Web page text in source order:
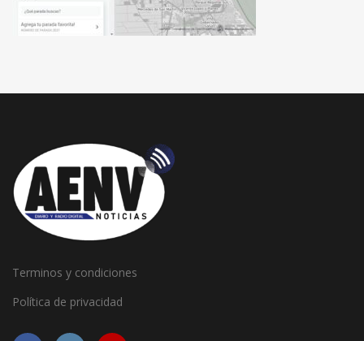
Terminos y condiciones
Política de privacidad